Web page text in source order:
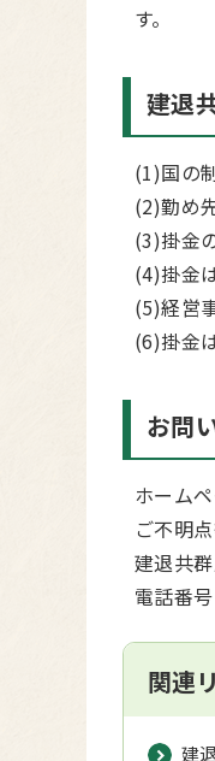
す。
建退
(1)国の
(2)勤め
(3)掛金
(4)掛金
(5)経営
(6)掛金
お問
ホーム
ご不明
建退共
電話番
関連
建